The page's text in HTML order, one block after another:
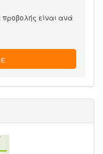
είναι ανά